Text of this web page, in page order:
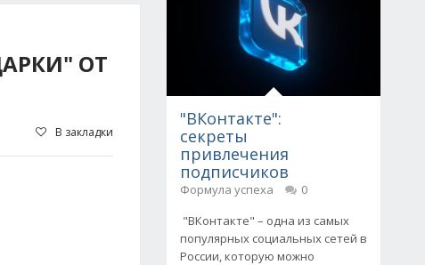
ОТ
В закладки
"ВКонтакте":
секреты
привлечения
подписчиков
Формула успеха
0
"ВКонтакте" – одна из самых
популярных социальных сетей в
России, которую можно